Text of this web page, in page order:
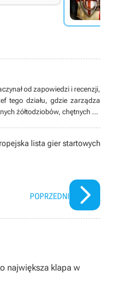
od zapowiedzi i recenzji,
tego działu, gdzie zarządza
żółtodziobów, chętnych do
i fantasy, nie pogardzi również
lista gier startowych
POPRZEDNI
największa klapa w